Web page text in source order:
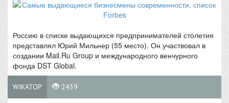
Россию в списке выдающихся предпринимателей столетия
представлял Юрий Мильнер (55 место). Он участвовал в
создании Mail.Ru Group и международного венчурного
фонда DST Global.
WIKATOP 2439